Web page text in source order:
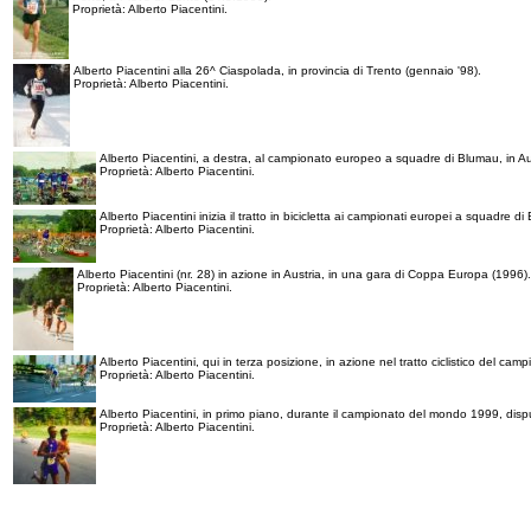
Proprietà: Alberto Piacentini.
Alberto Piacentini alla 26^ Ciaspolada, in provincia di Trento (gennaio '98).
Proprietà: Alberto Piacentini.
Alberto Piacentini, a destra, al campionato europeo a squadre di Blumau, in
Proprietà: Alberto Piacentini.
Alberto Piacentini inizia il tratto in bicicletta ai campionati europei a squadre di
Proprietà: Alberto Piacentini.
Alberto Piacentini (nr. 28) in azione in Austria, in una gara di Coppa Europa (1996).
Proprietà: Alberto Piacentini.
Alberto Piacentini, qui in terza posizione, in azione nel tratto ciclistico del
Proprietà: Alberto Piacentini.
Alberto Piacentini, in primo piano, durante il campionato del mondo 1999,
Proprietà: Alberto Piacentini.